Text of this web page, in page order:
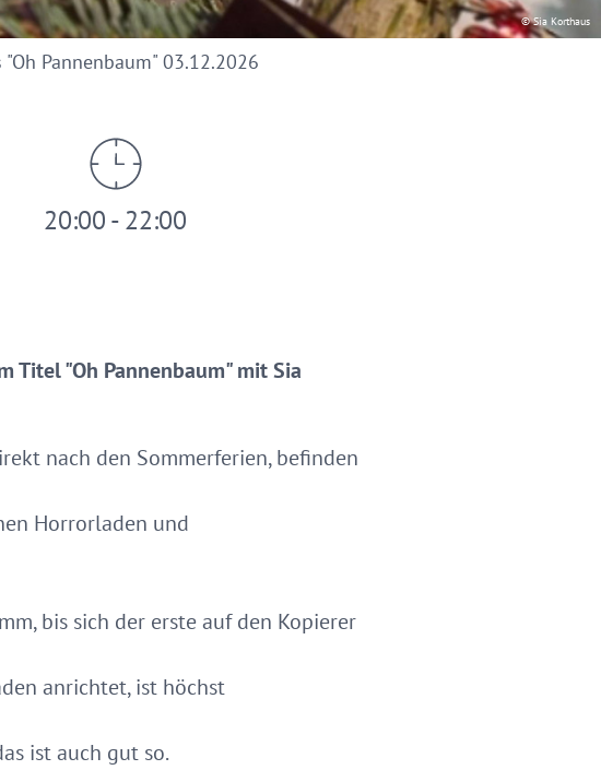
© Sia Korthaus
Pannenbaum" 03.12.2026
20:00 - 22:00
Titel "Oh Pannenbaum" mit Sia
nach den Sommerferien, befinden
Horrorladen und
bis sich der erste auf den Kopierer
anrichtet, ist höchst
ist auch gut so.